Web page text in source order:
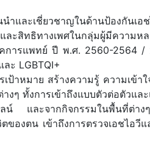
และเชี่ยวชาญในด้านป้องกันเอ
ะสิทธิทางเพศในกลุ่มผู้มีความห
การแพทย์ ปี พ.ศ. 2560-2564
ะ LGBTQI+
ป้าหมาย สร้างความรู้ ความเข้า
ๆ ทั้งการเข้าถึงแบบตัวต่อตัวแล
ลน์ และจากกิจกรรมในพื้นที่ต่า
ของตน เข้าถึงการตรวจเอชไอวี